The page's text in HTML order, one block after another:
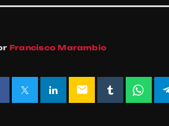
Francisco Marambio
email